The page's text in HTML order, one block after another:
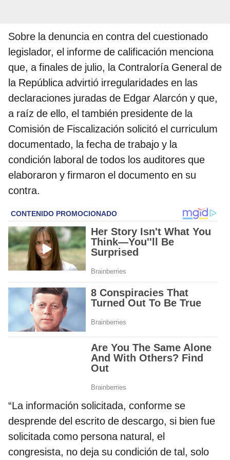
Sobre la denuncia en contra del cuestionado
legislador, el informe de calificación menciona
que, a finales de julio, la Contraloría General de
la República advirtió irregularidades en las
declaraciones juradas de Edgar Alarcón y que,
a raíz de ello, el también presidente de la
Comisión de Fiscalización solicitó el curriculum
documentado, la fecha de trabajo y la
condición laboral de todos los auditores que
elaboraron y firmaron el documento en su
contra.
“La información solicitada, conforme se
desprende del escrito de descargo, si bien fue
solicitada como persona natural, el
congresista, no deja su condición de tal, solo